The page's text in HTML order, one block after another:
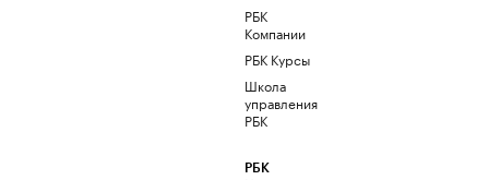
РБК
Компании
РБК Курсы
Школа
управления
РБК
РБК